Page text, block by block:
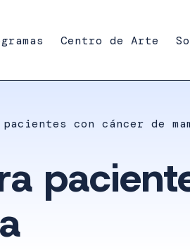
Centro de Arte
con cáncer de